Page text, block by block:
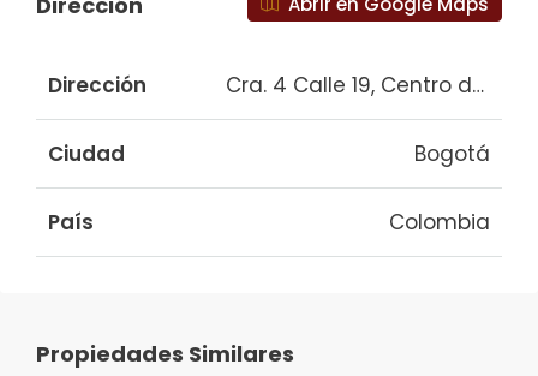
Dirección Cra. 4 Calle 19, Centro de
Ciudad Bogotá
País Colombia
Propiedades Similares